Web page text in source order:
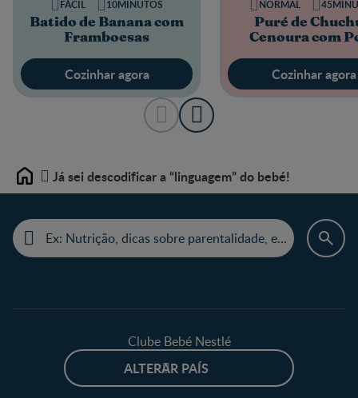
Batido de Banana com
Framboesas
FÁCIL 10MINUTOS
Cozinhar agora
Puré de
Cenoura com
NORMAL
Cozinhar agora
Home Já sei descodificar a “linguagem” do bebé!
Clube Bebé Nestlé
ALTERAR PAÍS